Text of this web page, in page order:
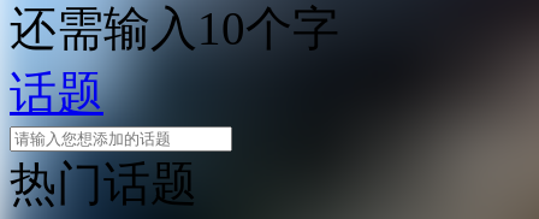
还需输入10个字
话题
热门话题